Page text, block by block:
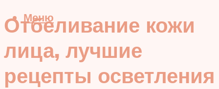
Меню
Отбеливание кожи
лица, лучшие
рецепты осветления